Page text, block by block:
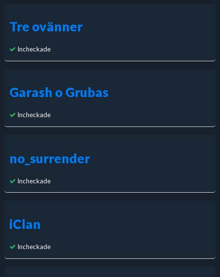
Tre ovänner
Incheckade
Garash o Grubas
Incheckade
no_surrender
Incheckade
iClan
Incheckade